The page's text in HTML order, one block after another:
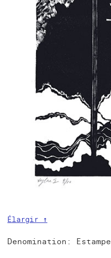
Élargir ↑
Denomination: Estampe